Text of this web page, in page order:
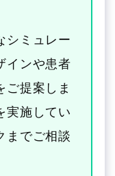
シミュレー
インや患者
ご提案しま
実施してい
までご相談